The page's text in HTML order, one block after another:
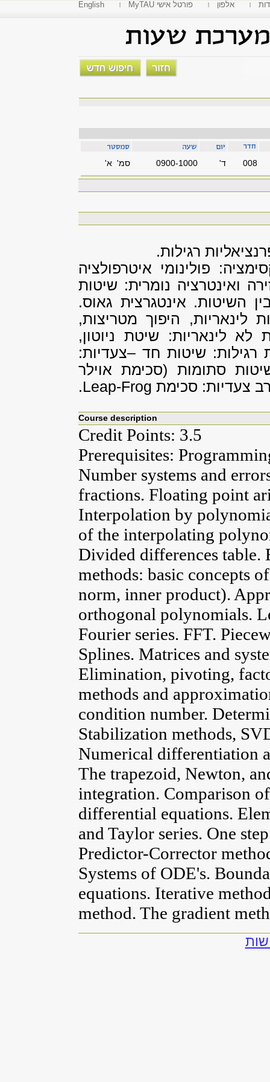
English MyTAU פורטל אישי אלפון
סמ' א' 0900-1000 'ד 008
רגילות.
פולינומי איטרפולציה
ואינטרציה נומרית: שיטות
השיטות. אינטגרצית גאוס.
לינאריות, היפוך מטריצות,
לא לינאריות: שיטת ניוטון,
רגילות: שיטות חד –צעדיות:
סתומות (סכימת אוילר
צעדיות: סכימת Leap-Frog
.
Course description
Credit Points: 3.5
Prerequisites:
Number systems and
fractions. Floating point
Interpolation by
of the interpolating
Divided differences
methods: basic concepts
norm, inner product).
orthogonal polynomials.
Fourier series. FFT.
Splines. Matrices and
Elimination, pivoting,
methods and
condition number.
Stabilization methods,
Numerical differentiation
The trapezoid, Newton,
integration. Comparison
differential equations.
and Taylor series. One
Predictor-Corrector
Systems of ODE's.
equations. Iterative
method. The gradient